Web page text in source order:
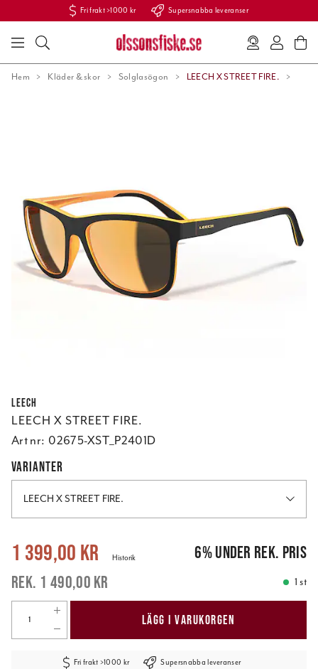
Fri frakt >1000 kr Supersnabba leveranser
Hem Kläder & skor Solglasögon LEECH X STREET FIRE.
Leech
LEECH X STREET FIRE.
Art nr: 02675-XST_P2401D
VARIANTER
LEECH X STREET FIRE.
Nuvarande pris: 1 399,00 kr 1 490,00 kr
1 399,00 kr
1 490,00 kr
Historik 6%under rek. pris
1 st
LÄGG I VARUKORGEN
Fri frakt >1000 kr Supersnabba leveranser